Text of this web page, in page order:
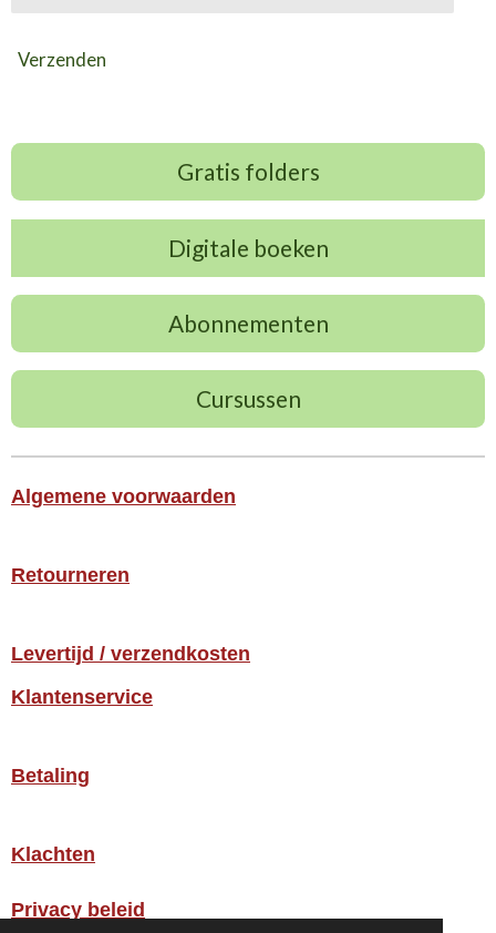
Verzenden
Gratis folders
Digitale boeken
Abonnementen
Cursussen
Algemene voorwaarden
Retourneren
Levertijd / verzendkosten
Klantenservice
Betaling
Klachten
Privacy beleid